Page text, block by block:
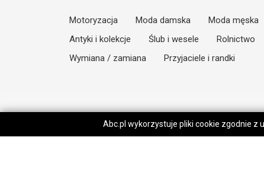
Motoryzacja Moda damska Moda męska
Antyki i kolekcje
Ślub i wesele Rolnictwo
Wymiana / zamiana
Przyjaciele i randki
Abc.pl wykorzystuje pliki cookie zgodnie